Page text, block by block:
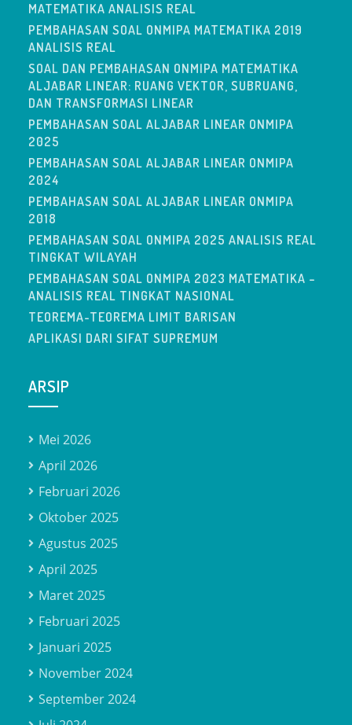
MATEMATIKA ANALISIS REAL
PEMBAHASAN SOAL ONMIPA MATEMATIKA 2019
ANALISIS REAL
SOAL DAN PEMBAHASAN ONMIPA MATEMATIKA
ALJABAR LINEAR: RUANG VEKTOR, SUBRUANG,
DAN TRANSFORMASI LINEAR
PEMBAHASAN SOAL ALJABAR LINEAR ONMIPA
2025
PEMBAHASAN SOAL ALJABAR LINEAR ONMIPA
2024
PEMBAHASAN SOAL ALJABAR LINEAR ONMIPA
2018
PEMBAHASAN SOAL ONMIPA 2025 ANALISIS REAL
TINGKAT WILAYAH
PEMBAHASAN SOAL ONMIPA 2023 MATEMATIKA –
ANALISIS REAL TINGKAT NASIONAL
TEOREMA-TEOREMA LIMIT BARISAN
APLIKASI DARI SIFAT SUPREMUM
ARSIP
Mei 2026
April 2026
Februari 2026
Oktober 2025
Agustus 2025
April 2025
Maret 2025
Februari 2025
Januari 2025
November 2024
September 2024